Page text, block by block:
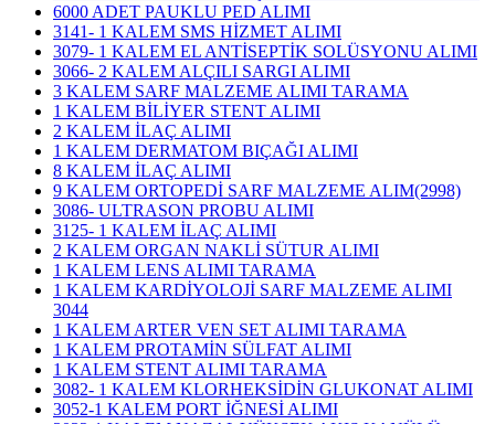
6000 ADET PAUKLU PED ALIMI
3141- 1 KALEM SMS HİZMET ALIMI
3079- 1 KALEM EL ANTİSEPTİK SOLÜSYONU ALIMI
3066- 2 KALEM ALÇILI SARGI ALIMI
3 KALEM SARF MALZEME ALIMI TARAMA
1 KALEM BİLİYER STENT ALIMI
2 KALEM İLAÇ ALIMI
1 KALEM DERMATOM BIÇAĞI ALIMI
8 KALEM İLAÇ ALIMI
9 KALEM ORTOPEDİ SARF MALZEME ALIM(2998)
3086- ULTRASON PROBU ALIMI
3125- 1 KALEM İLAÇ ALIMI
2 KALEM ORGAN NAKLİ SÜTUR ALIMI
1 KALEM LENS ALIMI TARAMA
1 KALEM KARDİYOLOJİ SARF MALZEME ALIMI
3044
1 KALEM ARTER VEN SET ALIMI TARAMA
1 KALEM PROTAMİN SÜLFAT ALIMI
1 KALEM STENT ALIMI TARAMA
3082- 1 KALEM KLORHEKSİDİN GLUKONAT ALIMI
3052-1 KALEM PORT İĞNESİ ALIMI